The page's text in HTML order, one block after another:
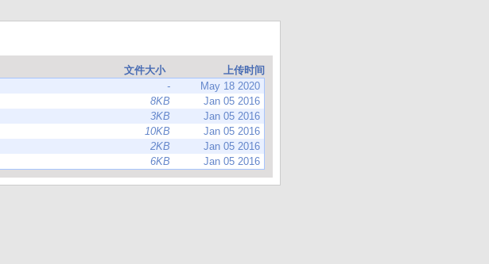
文件大小
上传时间
-
May 18 2020
8KB
Jan 05 2016
3KB
Jan 05 2016
10KB
Jan 05 2016
2KB
Jan 05 2016
6KB Jan 05 2016